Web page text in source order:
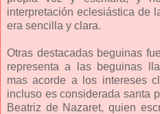
interpretación eclesiástica de
era sencilla y clara.
Otras destacadas beguinas
representa a las beguinas
mas acorde a los intereses
incluso es considerada santa
Beatriz de Nazaret, quien